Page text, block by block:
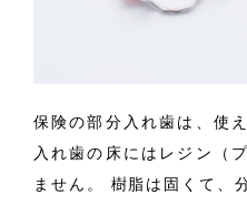
保険の部分入れ歯は、使
入れ歯の床にはレジン（
ません。 樹脂は固くて、